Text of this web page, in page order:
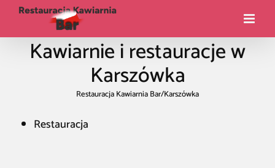
Kawiarnie i restauracje w
Karszówka
Restauracja Kawiarnia Bar/Karszówka
Restauracja